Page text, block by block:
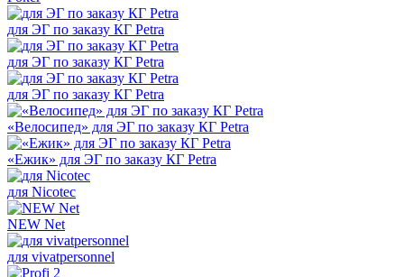
для ЭГ по заказу КГ Petra
для ЭГ по заказу КГ Petra
для ЭГ по заказу КГ Petra
«Велосипед» для ЭГ по заказу КГ Petra
«Ежик» для ЭГ по заказу КГ Petra
для Nicotec
NEW Net
для vivatpersonnel